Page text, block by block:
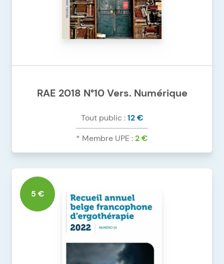
RAE 2018 N°10 Vers. Numérique
Tout public :12 €
* Membre UPE :2 €
5 €